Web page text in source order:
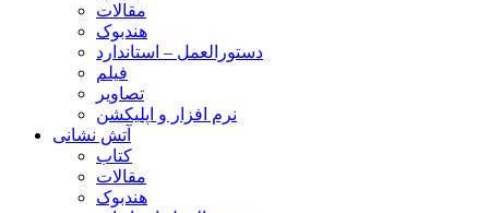
مقالات
هندبوک
دستورالعمل – استاندارد
فیلم
تصاویر
نرم افزار و اپلیکشن
آتش نشانی
کتاب
مقالات
هندبوک